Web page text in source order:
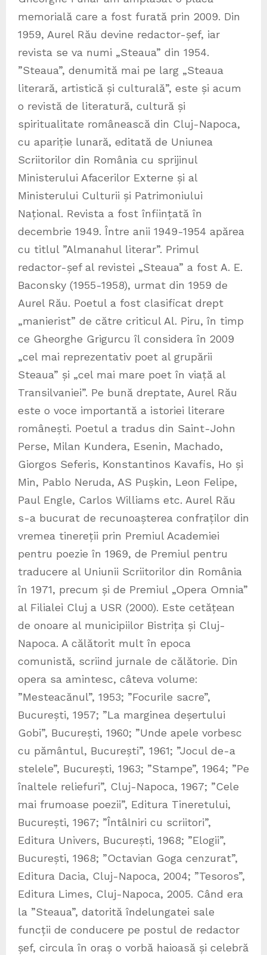
memorială care a fost furată prin 2009. Din
1959, Aurel Rău devine redactor-șef, iar
revista se va numi „Steaua” din 1954.
”Steaua”, denumită mai pe larg „Steaua
literară, artistică și culturală”, este și acum
o revistă de literatură, cultură și
spiritualitate românească din Cluj-Napoca,
cu apariție lunară, editată de Uniunea
Scriitorilor din România cu sprijinul
Ministerului Afacerilor Externe și al
Ministerului Culturii și Patrimoniului
Național. Revista a fost înființată în
decembrie 1949. Între anii 1949-1954 apărea
cu titlul ”Almanahul literar”. Primul
redactor-șef al revistei „Steaua” a fost A. E.
Baconsky (1955-1958), urmat din 1959 de
Aurel Rău. Poetul a fost clasificat drept
„manierist” de către criticul Al. Piru, în timp
ce Gheorghe Grigurcu îl considera în 2009
„cel mai reprezentativ poet al grupării
Steaua” și „cel mai mare poet în viață al
Transilvaniei”. Pe bună dreptate, Aurel Rău
este o voce importantă a istoriei literare
românești. Poetul a tradus din Saint-John
Perse, Milan Kundera, Esenin, Machado,
Giorgos Seferis, Konstantinos Kavafis, Ho și
Min, Pablo Neruda, AS Pușkin, Leon Felipe,
Paul Engle, Carlos Williams etc. Aurel Rău
s-a bucurat de recunoașterea confraților din
vremea tinereții prin Premiul Academiei
pentru poezie în 1969, de Premiul pentru
traducere al Uniunii Scriitorilor din România
în 1971, precum și de Premiul „Opera Omnia”
al Filialei Cluj a USR (2000). Este cetățean
de onoare al municipiilor Bistrița și Cluj-
Napoca. A călătorit mult în epoca
comunistă, scriind jurnale de călătorie. Din
opera sa amintesc, câteva volume:
”Mesteacănul”, 1953; ”Focurile sacre”,
București, 1957; ”La marginea deșertului
Gobi”, București, 1960; ”Unde apele vorbesc
cu pământul, București”, 1961; ”Jocul de-a
stelele”, București, 1963; ”Stampe”, 1964; ”Pe
înaltele reliefuri”, Cluj-Napoca, 1967; ”Cele
mai frumoase poezii”, Editura Tineretului,
București, 1967; ”Întâlniri cu scriitori”,
Editura Univers, București, 1968; ”Elogii”,
București, 1968; ”Octavian Goga cenzurat”,
Editura Dacia, Cluj-Napoca, 2004; ”Tesoros”,
Editura Limes, Cluj-Napoca, 2005. Când era
la ”Steaua”, datorită îndelungatei sale
funcții de conducere pe postul de redactor
șef, circula în oraș o vorbă haioasă și celebră